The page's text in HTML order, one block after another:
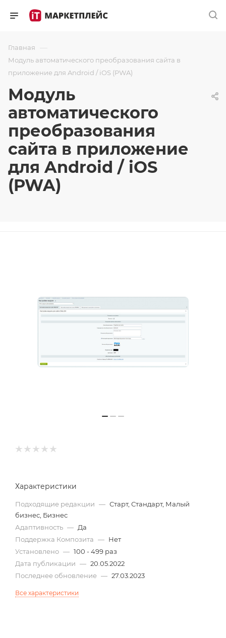
Главная —
Модуль автоматического преобразования сайта в
приложение для Android / iOS (PWA)
Модуль
автоматического
преобразования
сайта в приложение
для Android / iOS
(PWA)
Характеристики
Подходящие редакции — Старт, Стандарт, Малый
бизнес, Бизнес
Адаптивность — Да
Поддержка Композита — Нет
Установлено — 100 - 499 раз
Дата публикации — 20.05.2022
Последнее обновление — 27.03.2023
Все характеристики